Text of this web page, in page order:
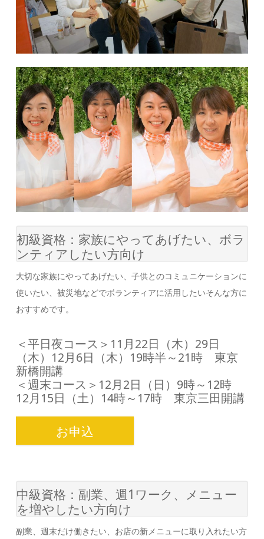
初級資格：家族にやってあげたい、ボラ
ンティアしたい方向け
大切な家族にやってあげたい、子供とのコミュニケーションに
使いたい、被災地などでボランティアに活用したいそんな方に
おすすめです。
＜平日夜コース＞11月22日（木）29日
（木）12月6日（木）19時半～21時 東京
新橋開講
＜週末コース＞12月2日（日）9時～12時
12月15日（土）14時～17時 東京三田開講
お申込
中級資格：副業、週1ワーク、メニュー
を増やしたい方向け
副業、週末だけ働きたい、お店の新メニューに取り入れたい方